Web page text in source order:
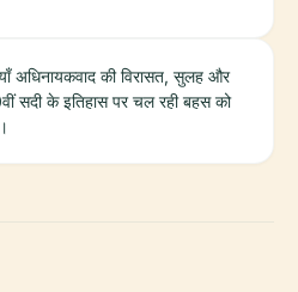
अधिनायकवाद की विरासत, सुलह और
सदी के इतिहास पर चल रही बहस को